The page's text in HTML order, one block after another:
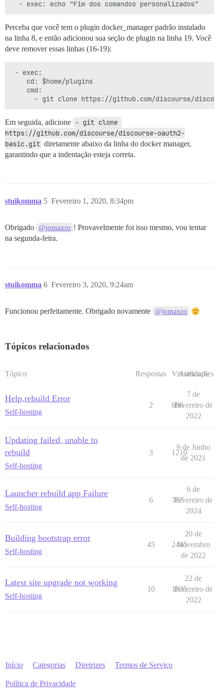
Perceba que você tem o plugin docker_manager padrão instalado
na linha 8, e então adicionou sua seção de plugin na linha 19. Você
deve remover essas linhas (16-19):
- exec:
    cd: $home/plugins
    cmd:
Em seguida, adicione - git clone
https://github.com/discourse/discourse-oauth2-
basic.git diretamente abaixo da linha do docker manager,
garantindo que a indentação esteja correta.
stuikomma Fevereiro 1, 2020, 8:34pm
5
Obrigado @jomaxro ! Provavelmente foi isso mesmo, vou tentar
na segunda-feira.
stuikomma Fevereiro 3, 2020, 9:24am
6
Funcionou perfeitamente. Obrigado novamente @jomaxro
Tópicos relacionados
Tópico Respostas Visualizações
Atividade
Help,rebuild Error
Self-hosting
2 686
7 de
Fevereiro de
2022
Updating failed, unable to
rebuild
Self-hosting
3 1210
9 de Junho
de 2021
Launcher rebuild app Failure
Self-hosting
6 787
6 de
Fevereiro de
2024
Building bootstrap error
Self-hosting
45 2445
20 de
Novembro
de 2022
Latest site upgrade not working
Self-hosting
10 1835
22 de
Fevereiro de
2022
Início Categorias Diretrizes Termos de Serviço
Política de Privacidade